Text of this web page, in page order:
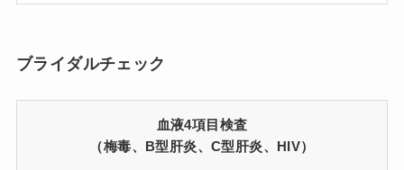
ブライダルチェック
血液4項目検査
（梅毒、B型肝炎、C型肝炎、HIV）